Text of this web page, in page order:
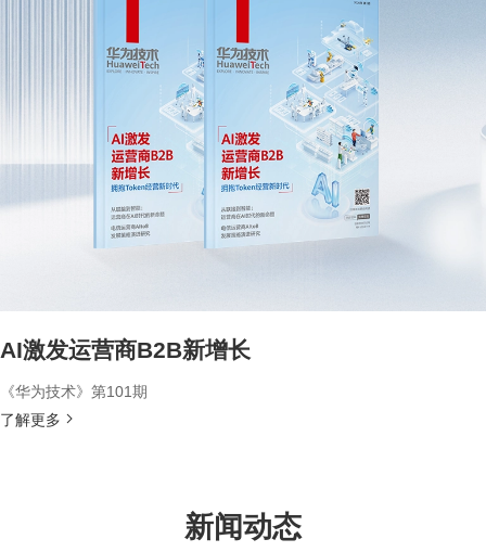
AI激发运营商B2B新增长
《华为技术》第101期
了解更多
新闻动态